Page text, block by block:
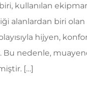
kullanılan
alanlardan biri olan
hijyen,
Bu nedenle,
[…]